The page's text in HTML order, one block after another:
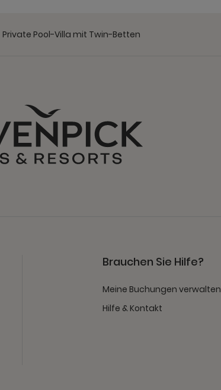
Private Pool-Villa mit Twin-Betten
Brauchen Sie Hilfe?
Meine Buchungen verwalten
Hilfe & Kontakt